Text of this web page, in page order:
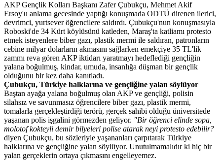
AKP Gençlik Kolları Başkanı Zafer Çubukçu, Mehmet Akif
Ersoy'u anlama gecesinde yaptığı konuşmada ODTÜ direnen ilerici,
devrimci, yurtsever öğrencilere saldırdı. Çubukçu'nun konuşmasıyla
Roboski'de 34 Kürt köylüsünü katleden, Maraş'ta katliamı protesto
etmek isteyenlere biber gazı, plastik mermi ile saldıran, patronların
cebine milyar dolarların akmasını sağlarken emekçiye 35 TL'lik
zammı reva gören AKP iktidarı yaratmayı hedeflediği gençliğin
yalana boğulmuş, kindar, umuda, insanlığa düşman bir gençlik
olduğunu bir kez daha kanıtladı.
Çubukçu, Türkiye halklarına ve gençliğine yalan söylüyor
Baştan ayağa yalana boğulmuş olan AKP ve gençliği, polisin
silahsız ve savunmasız öğrencilere biber gazı, plastik mermi,
tomalarla gerçekleştirdiği terörü, gerçek sahibi olduğu üniversitede
yaşanan polis işgalini görmezden geliyor. "Bir öğrenci elinde sopa,
molotof kokteyli demir bilyeleri polise atarak neyi protesto edebilir?
diyen Çubukçu, bu sözleriyle yaşananları çarpıtarak Türkiye
halklarına ve gençliğine yalan söylüyor. Unutulmamalıdır ki hiç bir
yalan gerçeklerin ortaya çıkmasını engelleyemez.